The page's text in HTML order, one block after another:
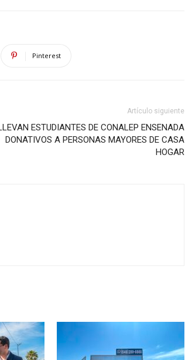
Pinterest
Artículo siguiente
ESTUDIANTES DE CONALEP ENSENADA
DONATIVOS A PERSONAS MAYORES DE CASA
HOGAR